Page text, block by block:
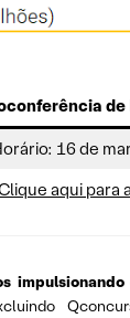
16 de
aqui para